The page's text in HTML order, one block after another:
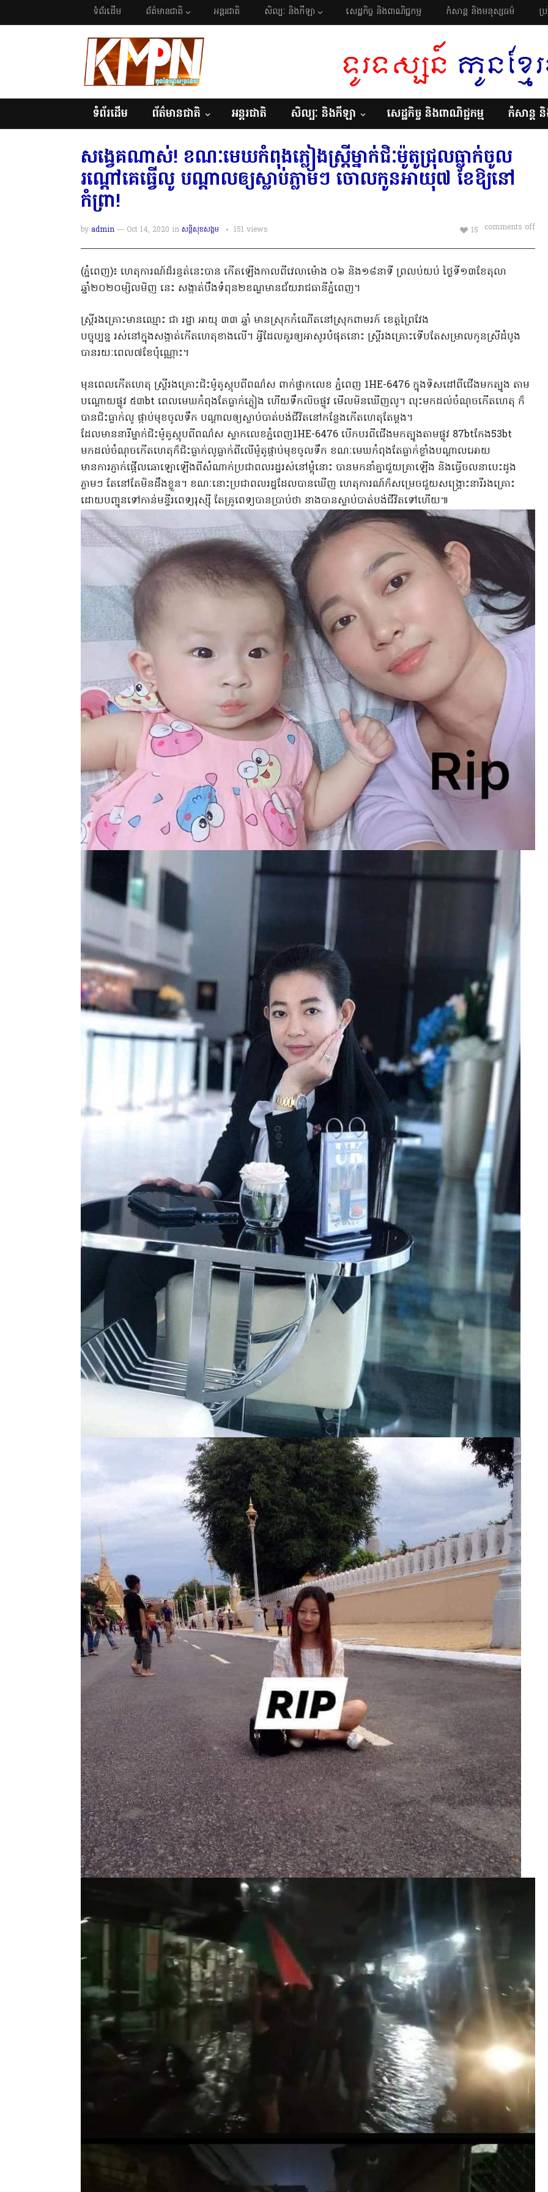
ទំព័រដើម ព័ត៌មានជាតិ អន្តរជាតិ សិល្បៈ និងកីឡា សេដ្ឋកិច្ច និងពាណិជ្ជកម្ម កំសាន្ត និងមនុស្សធម៌ ប្
ទំព័រដើម ព័ត៌មានជាតិ អន្តរជាតិ សិល្បៈ និងកីឡា សេដ្ឋកិច្ច និងពាណិជ្ជកម្ម កំសាន្ត
សង្វេគណាស់! ខណៈមេឃកំពុងភ្លៀងស្ត្រីម្នាក់ជិៈម៉ូតូជ្រុលធ្លាក់ចូល
រណ្ដៅគេធ្វើលូ បណ្តាលឲ្យស្លាប់ភ្លាមៗ ចោលកូនអាយុ៧ ខែឱ្យនៅ
កំព្រា!
by admin — Oct 14, 2020 in សន្តិសុខសង្គម 151 views comments off
15
(ភ្នំពេញ)៖ ហេតុការណ៍ដ៏រន្ធត់នេះបាន កើតឡើងកាលពីវេលាម៉ោង ០៦ និង១៨នាទី ព្រលប់យប់ ថ្ងៃទី១៣ខែតុលា
ឆ្នាំ២០២០ម្សិលមិញ នេះ សង្កាត់បឹងទំពុន២ខណ្ឌមានជ័យរាជធានីភ្នំពេញ។
ស្ត្រីរងគ្រោះមានឈ្មោះ ជា រដ្ឋា អាយុ ៣៣ ឆ្នាំ មានស្រុកកំណើតនៅស្រុកពាមរក៍ ខេត្តព្រៃវែង
បច្ចុប្បន្ន រស់នៅក្នុងសង្កាត់កើតហេតុខាងលើ។ អ្វីដែលគួរឲ្យអាសូរបំផុតនោះ ស្ត្រីរងគ្រោះទើបតែសម្រាលកូនស្រីដំបូង
បានរយៈពេល៧ខែប៉ុណ្ណោះ។
មុនពេលកើតហេតុ ស្ត្រីរងគ្រោះជិះម៉ូតូស្កុបពីពណ៌ស ពាក់ផ្លាកលេខ ភ្នំពេញ 1HE-6476 ក្នុងទិសដៅពីជើងមកត្បូង តាម
បណ្តោយផ្លូវ ៥៣bt ពេលមេឃកំពុងតែធ្លាក់ភ្លៀង ហើយទឹកលិចផ្លូវ មើលមិនឃើញលូ។ លុះមកដល់ចំណុចកើតហេតុ ក៏
បានជិះធ្លាក់លូ ផ្កាប់មុខចូលទឹក បណ្តាលឲ្យស្លាប់បាត់បង់ជីវិតនៅកន្លែងកើតហេតុតែម្តង។
ដែលមាននារីម្នាក់ជិះម៉ូតូស្កុបពីពណ៌ស ស្លាកលេខភ្នំពេញ1HE-6476 បើកបរពីជើងមកត្បូងតាមផ្លូវ 87btកែង53bt
មកដល់ចំណុចកើតហេតុក៏ជិះធ្លាក់លូធ្លាក់ពីលើម៉ូតូផ្កាប់មុខចូលទឹក ខណៈមេឃកំពុងតែធ្លាក់ខ្លាំងបណ្តាលអោយ
មានការភ្ញាក់ផ្អើលឆោឡោឡើងពីសំណាក់ប្រជាពលរដ្ឋរស់នៅម្ដុំនោះ បានមកនាំគ្នាជួយគ្រាឡើង​ និងធ្វើចលនាបេះដូង
ភ្លាមៗ តែនៅតែមិនដឹងខ្លួន។ ខណៈនោះប្រជាពលរដ្ឋដែលបានឃើញ ហេតុការណ៍ក៏សម្រេចជួយសង្គ្រោះនារីរងគ្រោះ
ដោយបញ្ជូនទៅកាន់មន្ទីរពេទ្យរុស្ស៊ី តែគ្រូពេទ្យបានបា្រប់ថា នាងបានស្លាប់បាត់បង់ជីវិតទៅហើយ៕